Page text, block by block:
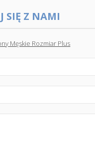
SIĘ Z NAMI
Męskie Rozmiar Plus